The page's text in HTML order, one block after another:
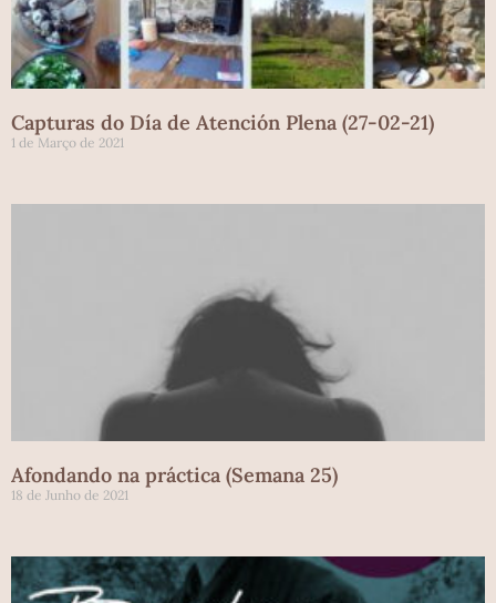
Capturas do Día de Atención Plena (27-02-21)
1 de Março de 2021
Afondando na práctica (Semana 25)
18 de Junho de 2021